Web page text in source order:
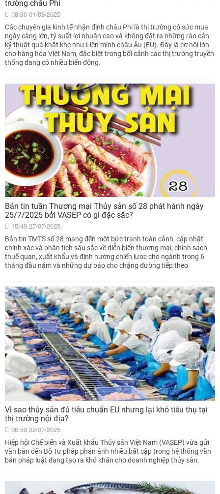
trường châu Phi
08:30 01/08/2025
Các chuyên gia kinh tế nhận định châu Phi là thị trường có sức mua
ngày càng lớn, tỷ suất lợi nhuận cao và không đặt ra những rào cản
kỹ thuật quá khắt khe như Liên minh châu Âu (EU). Đây là cơ hội lớn
cho hàng hóa Việt Nam, đặc biệt trong bối cảnh các thị trường truyền
thống đang có nhiều biến động.
Bản tin tuần Thương mại Thủy sản số 28 phát hành ngày
25/7/2025 bởi VASEP có gì đặc sắc?
15:49 27/07/2025
Bản tin TMTS số 28 mang đến một bức tranh toàn cảnh, cập nhật
chính xác và phân tích sâu sắc về diễn biến thương mại, chính sách
thuế quan, xuất khẩu và định hướng chiến lược cho ngành trong 6
tháng đầu năm và những dự báo cho chặng đường tiếp theo.
Vì sao thủy sản đủ tiêu chuẩn EU nhưng lại khó tiêu thụ tại
thị trường nội địa?
08:50 22/07/2025
Hiệp hội Chế biến và Xuất khẩu Thủy sản Việt Nam (VASEP) vừa gửi
văn bản đến Bộ Tư pháp phản ánh nhiều bất cập trong hệ thống văn
bản pháp luật đang tạo ra khó khăn cho doanh nghiệp thủy sản.